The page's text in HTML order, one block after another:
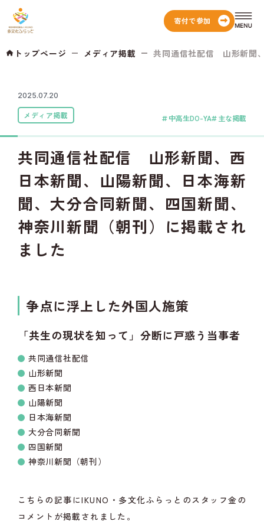
寄付で参加
トップページ メディア掲載 共同通信社配信 山形新聞
2025.07.20
メディア掲載 中高生DO-YA 主な掲載
共同通信社配信 山形新聞、西
日本新聞、山陽新聞、日本海新
聞、大分合同新聞、四国新聞、
神奈川新聞（朝刊）に掲載され
ました
争点に浮上した外国人施策
「共生の現状を知って」分断に戸惑う当事者
共同通信社配信
山形新聞
西日本新聞
山陽新聞
日本海新聞
大分合同新聞
四国新聞
神奈川新聞（朝刊）
こちらの記事にIKUNO・多文化ふらっとのスタッフ金の
コメントが掲載されました。